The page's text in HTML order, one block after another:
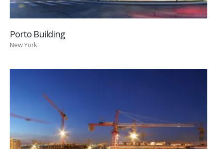
Porto Building
New York